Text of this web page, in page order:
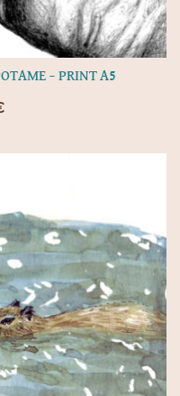
– PRINT A5